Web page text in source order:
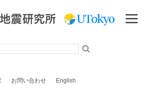
お問い合わせ English